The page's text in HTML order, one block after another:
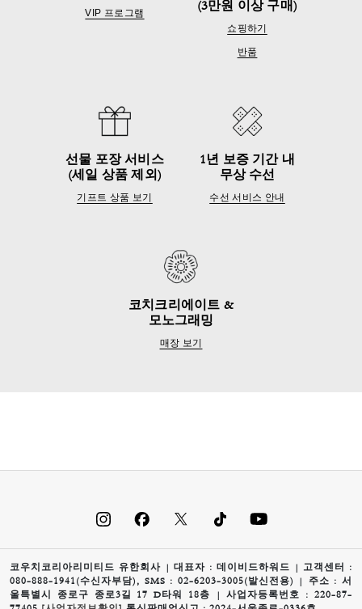
VIP 프로그램
(3만원 이상 구매)
쇼핑하기
반품
선물 포장 서비스
(세일 상품 제외)
기프트 상품 보기
1년 보증 기간 내
무상 수선
수선 서비스 안내
코치크리에이트 &
모노그래밍
매장 보기
코우치코리아리미티드 유한회사 | 대표자 : 데이비드하워드 | 고객센터 :
080-888-1941(수신자부담), SMS : 02-6203-3005(발신전용) | 주소 : 서
울특별시 종로구 종로3길 17 D타워 18층 | 사업자등록번호 : 220-87-